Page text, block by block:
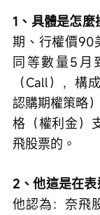
1、具體是怎麼
期、行權價90
同等數量5月
（Call），構
認購期權策略
格（權利金）
飛股票的。
2、他這是在表
他認為：奈飛